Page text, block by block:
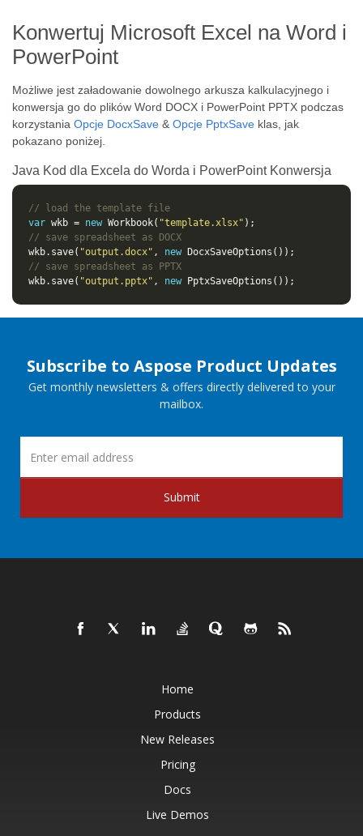
Konwertuj Microsoft Excel na Word i
PowerPoint
Możliwe jest załadowanie dowolnego arkusza kalkulacyjnego i
konwersja go do plików Word DOCX i PowerPoint PPTX podczas
korzystania Opcje DocxSave & Opcje PptxSave klas, jak
pokazano poniżej.
Java Kod dla Excela do Worda i PowerPoint Konwersja
// load the template file
var wkb = new Workbook( "template.xlsx"
// save spreadsheet as DOCX
wkb.save( "output.docx" , new
// save spreadsheet as PPTX
wkb.save( "output.pptx" , new
Subscribe to Aspose Product Updates
Get monthly newsletters & offers directly delivered to your
mailbox.
Submit
Home
Products
New Releases
Pricing
Docs
Live Demos